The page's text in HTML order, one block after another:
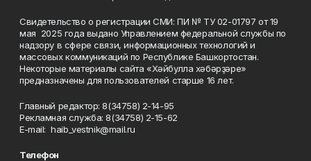
Свидетельство о регистрации СМИ: ПИ № ТУ 02-01797 от 19
мая 2025 года выдано Управлением федеральной службы по
надзору в сфере связи, информационных технологий и
массовых коммуникаций по Республике Башкортостан.
Некоторые материалы сайта «Хәйбулла хәбәрҙәре»
предназначены для пользователей старше 16 лет.
Главный редактор: 8(34758) 2-14-95
Рекламная служба: 8(34758) 2-15-62
Е-mаil: haib_vestnik@mail.ru
Телефон